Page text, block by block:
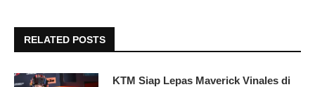
RELATED POSTS
KTM Siap Lepas Maverick Vinales di